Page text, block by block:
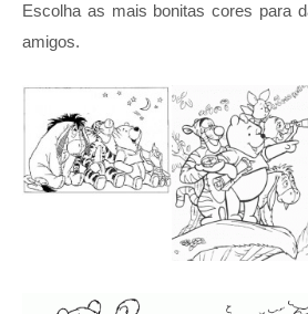
Escolha as mais bonitas cores para
amigos.